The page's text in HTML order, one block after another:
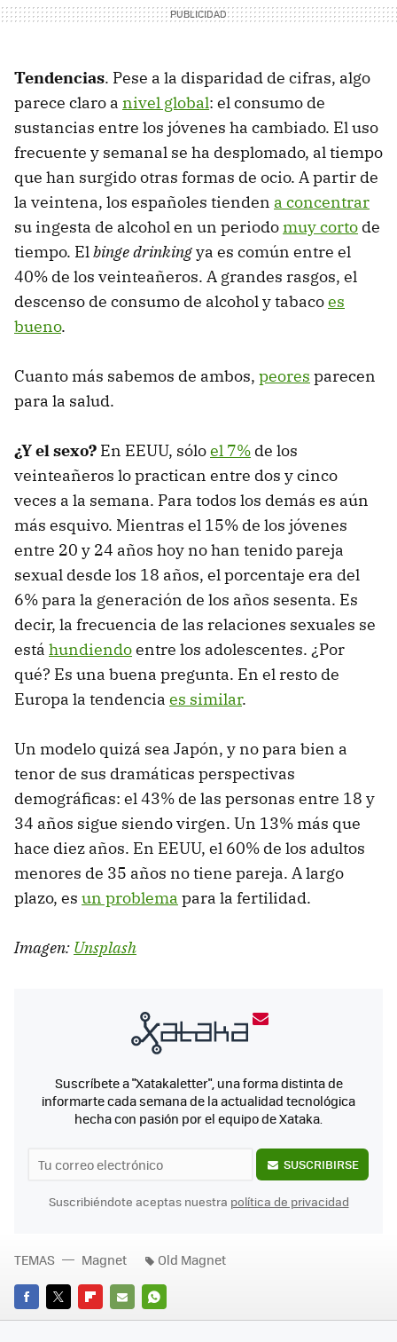
Tendencias. Pese a la disparidad de cifras, algo
parece claro a nivel global: el consumo de
sustancias entre los jóvenes ha cambiado. El uso
frecuente y semanal se ha desplomado, al tiempo
que han surgido otras formas de ocio. A partir de
la veintena, los españoles tienden a concentrar
su ingesta de alcohol en un periodomuy corto de
tiempo. Elbinge drinkingya es común entre el
40% de los veinteañeros. A grandes rasgos, el
descenso de consumo de alcohol y tabacoes
bueno.
Cuanto más sabemos de ambos, peores parecen
para la salud.
¿Y el sexo? En EEUU, sóloel 7% de los
veinteañeros lo practican entre dos y cinco
veces a la semana. Para todos los demás es aún
más esquivo. Mientras el 15% de los jóvenes
entre 20 y 24 años hoy no han tenido pareja
sexual desde los 18 años, el porcentaje era del
6% para la generación de los años sesenta. Es
decir, la frecuencia de las relaciones sexuales se
está hundiendoentre los adolescentes. ¿Por
qué? Es una buena pregunta. En el resto de
Europa la tendencia es similar.
Un modelo quizá sea Japón, y no para bien a
tenor de sus dramáticas perspectivas
demográficas: el 43% de las personas entre 18 y
34 años sigue siendo virgen. Un 13% más que
hace diez años. En EEUU, el 60% de los adultos
menores de 35 años no tiene pareja. A largo
plazo, es un problema para la fertilidad.
Imagen: Unsplash
Suscríbete a "Xatakaletter", una forma distinta de
informarte cada semana de la actualidad tecnológica
hecha con pasión por el equipo de Xataka.
SUSCRIBIRSE
Suscribiéndote aceptas nuestra política de privacidad
FACEBOOK
TWITTERFLIPBOARD
E-
WHATSAPP
TEMAS Magnet Old Magnet